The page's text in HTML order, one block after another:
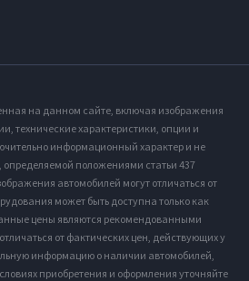
на данном сайте, включая изображения
технические характеристики, опции и
информационный характер и не
определяемой положениями статьи 437
автомобилей могут отличаться от
может быть доступна только как
цены являются рекомендованными
от фактических цен, действующих у
информацию о наличии автомобилей,
приобретения и оформления уточняйте